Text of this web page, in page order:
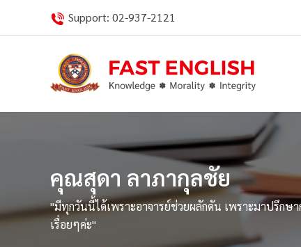
Support: 02-937-2121
คุณสุดา ลาภากุลชัย
"มีทุกวันนี้ได้เพราะอาจารย์ช่วยผลักดัน เพราะมาปรึกษ
เรื่อยๆค่ะ"